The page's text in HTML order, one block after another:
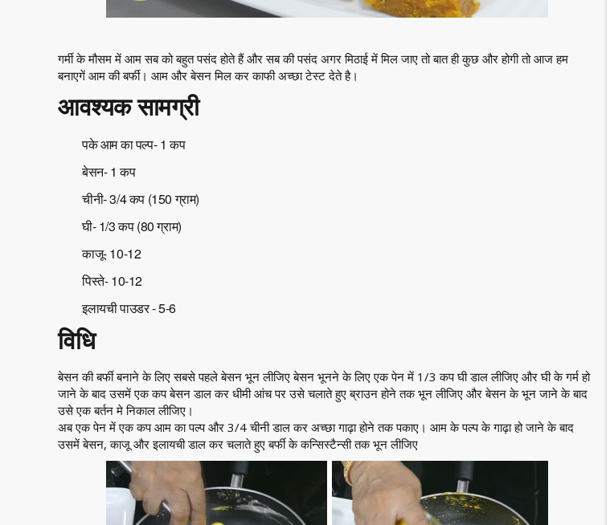
गर्मी के मौसम में आम सब को बहुत पसंद होते हैं और सब की पसंद अगर मिठाई में मिल जाए तो बात ही कुछ और होगी तो आज हम
बनाएगें आम की बर्फी। आम और बेसन मिल कर काफी अच्छा टेस्ट देते है।
आवश्यक सामग्री
पके आम का पल्प- 1 कप
बेसन- 1 कप
चीनी- 3/4 कप (150 ग्राम)
घी- 1/3 कप (80 ग्राम)
काजू- 10-12
पिस्ते- 10-12
इलायची पाउडर - 5-6
विधि
बेसन की बर्फी बनाने के लिए सबसे पहले बेसन भून लीजिए बेसन भूनने के लिए एक पेन में 1/3 कप घी डाल लीजिए और घी के गर्म हो
जाने के बाद उसमें एक कप बेसन डाल कर धीमी आंच पर उसे चलाते हुए ब्राउन होने तक भून लीजिए और बेसन के भून जाने के बाद
उसे एक बर्तन मे निकाल लीजिए।
अब एक पेन में एक कप आम का पल्प और 3/4 चीनी डाल कर अच्छागाढ़ाहोने तक पकाए। आम के पल्प केगाढ़ाहो जाने के बाद
उसमें बेसन, काजू और इलायची डाल कर चलाते हुए बर्फी के कन्सिस्टैन्सी तक भून लीजिए